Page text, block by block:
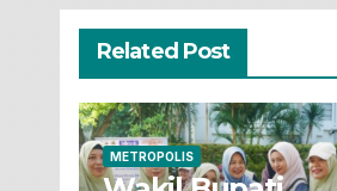
Related Post
METROPOLIS